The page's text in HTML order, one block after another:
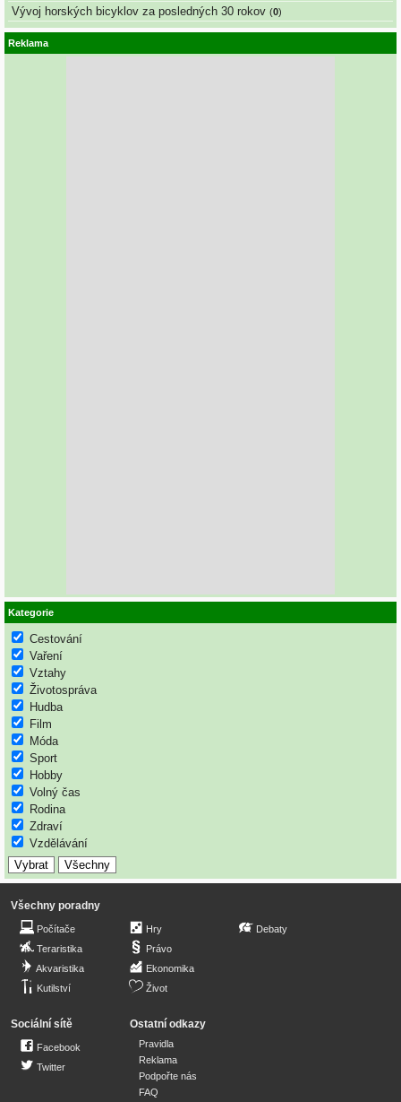
Vývoj horských bicyklov za posledných 30 rokov (0)
Reklama
Kategorie
Cestování
Vaření
Vztahy
Životospráva
Hudba
Film
Móda
Sport
Hobby
Volný čas
Rodina
Zdraví
Vzdělávání
Všechny poradny
Počítače
Teraristika
Akvaristika
Kutilství
Hry
Právo
Ekonomika
Život
Debaty
Sociální sítě
Facebook
Twitter
Ostatní odkazy
Pravidla
Reklama
Podpořte nás
FAQ